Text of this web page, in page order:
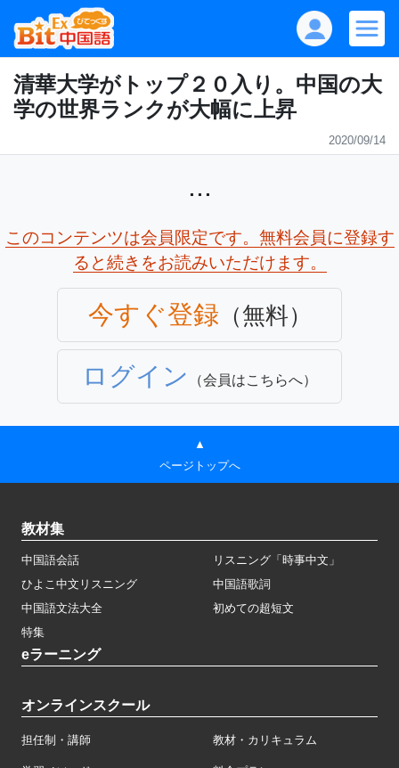
清華大学がトップ２０入り。中国の大
学の世界ランクが大幅に上昇
2020/09/14
...
このコンテンツは会員限定です。無料会員に登録す
ると続きをお読みいただけます。
今すぐ登録 （無料）
ログイン （会員はこちらへ）
▲
ページトップへ
教材集
中国語会話
リスニング「時事中文」
ひよこ中文リスニング
中国語歌詞
中国語文法大全
初めての超短文
特集
eラーニング
オンラインスクール
担任制・講師 教材・カリキュラム